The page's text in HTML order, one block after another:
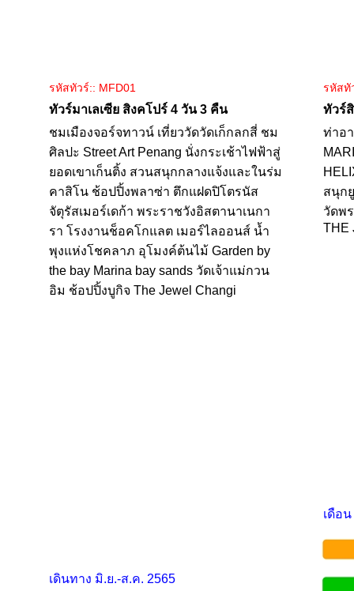
รหัสทัวร์:: MFD01
ทัวร์มาเลเซีย สิงคโปร์ 4 วัน 3 คืน
ชมเมืองจอร์จทาวน์ เที่ยววัดวัดเก็กลกสี่ ชม
ศิลปะ Street Art Penang นั่งกระเช้าไฟฟ้าสู่
ยอดเขาเก็นติ้ง สวนสนุกกลางแจ้งและในร่ม
คาสิโน ช้อปปิ้งพลาซ่า ตึกแฝดปิโตรนัส
จัตุรัสเมอร์เดก้า พระราชวังอิสตานาเนกา
รา โรงงานช็อคโกแลต เมอร์ไลออนส์ น้ำ
พุงแห่งโชคลาภ อุโมงค์ต้นไม้ Garden by
the bay Marina bay sands วัดเจ้าแม่กวน
อิม ช้อปปิ้งบูกิจ The Jewel Changi
เดินทาง มิ.ย.-ส.ค. 2565
รหัสทั
ทัวร์
ท่าอ
สนุก
วัดพ
THE
เดือ